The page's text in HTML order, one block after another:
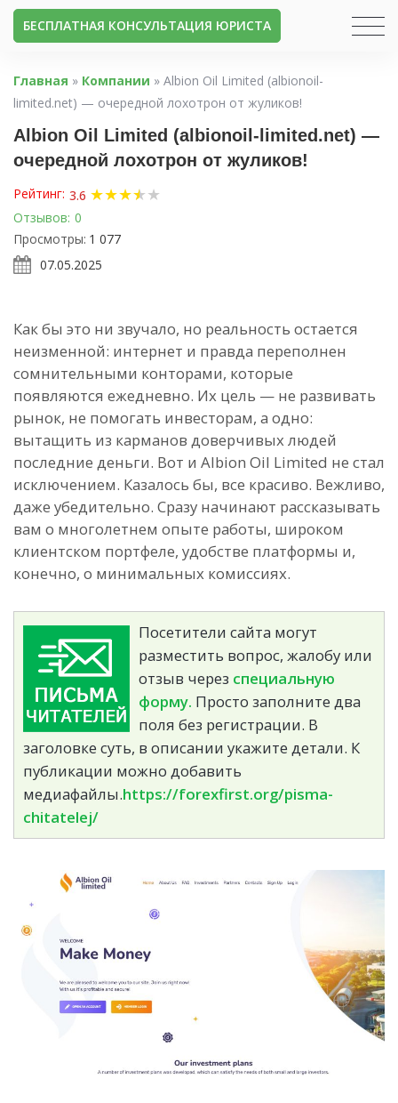
БЕСПЛАТНАЯ КОНСУЛЬТАЦИЯ ЮРИСТА
Главная » Компании » Albion Oil Limited (albionoil-
limited.net) — очередной лохотрон от жуликов!
Albion Oil Limited (albionoil-limited.net) —
очередной лохотрон от жуликов!
Рейтинг: 3.6 ★★★★
★★
Отзывов: 0
Просмотры: 1 077
07.05.2025
Как бы это ни звучало, но реальность остается
неизменной: интернет и правда переполнен
сомнительными конторами, которые
появляются ежедневно. Их цель — не развивать
рынок, не помогать инвесторам, а одно:
вытащить из карманов доверчивых людей
последние деньги. Вот и Albion Oil Limited не стал
исключением. Казалось бы, все красиво. Вежливо,
даже убедительно. Сразу начинают рассказывать
вам о многолетнем опыте работы, широком
клиентском портфеле, удобстве платформы и,
конечно, о минимальных комиссиях.
Посетители сайта могут
разместить вопрос, жалобу или
отзыв через специальную
форму. Просто заполните два
поля без регистрации. В
заголовке суть, в описании укажите детали. К
публикации можно добавить
медиафайлы.https://forexfirst.org/pisma-
chitatelej/